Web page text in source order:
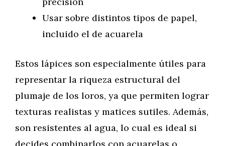
Usar sobre distintos tipos de papel,
incluido el de acuarela
Estos lápices son especialmente útiles para
representar la riqueza estructural del
plumaje de los loros, ya que permiten lograr
texturas realistas y matices sutiles. Además,
son resistentes al agua, lo cual es ideal si